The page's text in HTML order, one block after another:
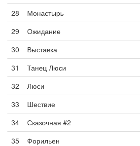
28
Монастырь
29
Ожидание
30
Выставка
31
Танец Люси
32
Люси
33
Шествие
34
Сказочная #2
35
Форильен